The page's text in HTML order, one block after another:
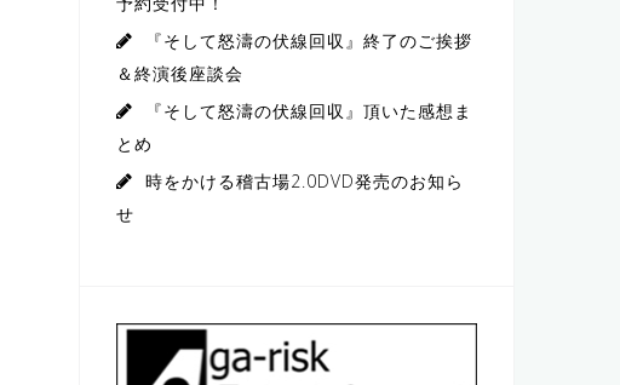
『そして怒濤の伏線回収』終了のご挨拶
＆終演後座談会
『そして怒濤の伏線回収』頂いた感想ま
とめ
時をかける稽古場2.0DVD発売のお知ら
せ